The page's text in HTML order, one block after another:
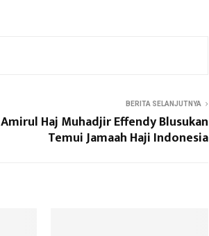
BERITA SELANJUTNYA
Amirul Haj Muhadjir Effendy Blusukan
Temui Jamaah Haji Indonesia